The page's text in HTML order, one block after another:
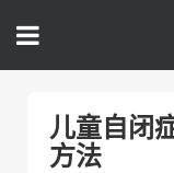
儿童自闭
方法